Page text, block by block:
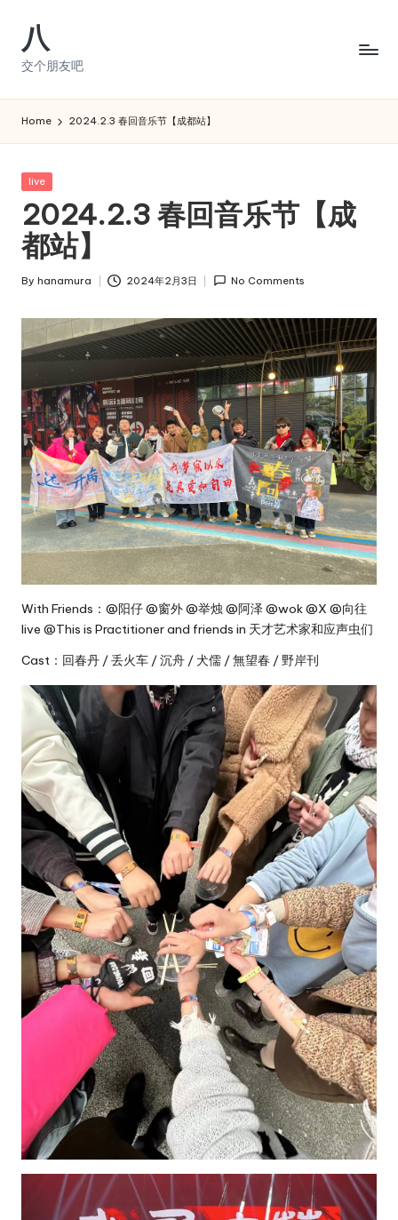
八
交个朋友吧
Home 2024.2.3 春回音乐节【成都站】
Posted
live
2024.2.3 春回音乐节【成
都站】
Posted
By hanamura 2024年2月3日 No Comments
With Friends：@阳仔 @窗外 @举烛 @阿泽 @wok @X @向往
live @This is Practitioner and friends in 天才艺术家和应声虫们
Cast：回春丹 / 丢火车 / 沉舟 / 犬儒 / 無望春 / 野岸刊